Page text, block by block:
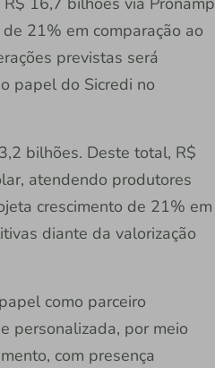
21% em comparação ao
previstas será
papel do Sicredi no
bilhões. Deste total, R$
atendendo produtores
crescimento de 21% em
diante da valorização
como parceiro
personalizada, por meio
com presença